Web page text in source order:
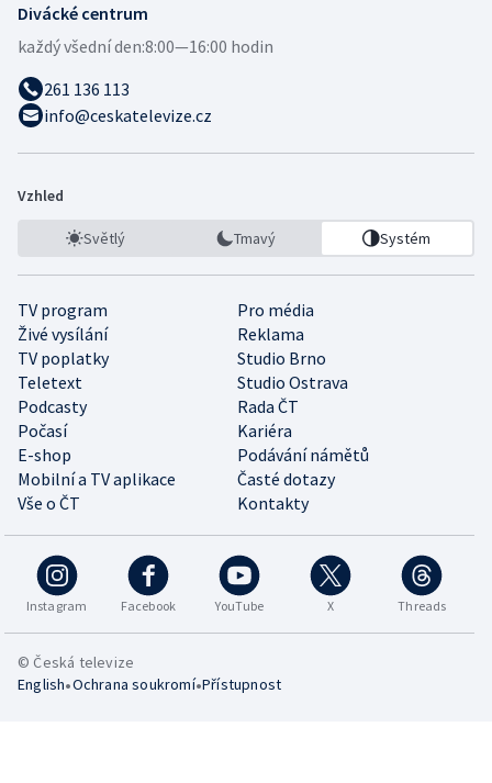
Divácké centrum
každý všední den:8:00—16:00 hodin
261 136 113
info@ceskatelevize.cz
Vzhled
Světlý Tmavý Systém
TV program
Pro média
Živé vysílání
Reklama
TV poplatky
Studio Brno
Teletext
Studio Ostrava
Podcasty
Rada ČT
Počasí
Kariéra
E-shop
Podávání námětů
Mobilní a TV aplikace
Časté dotazy
Vše o ČT
Kontakty
Instagram Facebook YouTube X Threads
© Česká televize
English•Ochrana soukromí•Přístupnost